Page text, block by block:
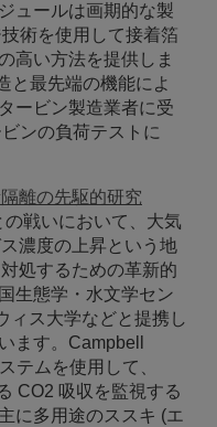
ュールは画期的な製
術を使用して接着箔
高い方法を提供しま
と最先端の機能によ
ービン製造業者に受
ンの負荷テストに
離の先駆的研究
戦いにおいて、大気
濃度の上昇という地
処するための革新的
生態学・水文学セン
ィス大学などと提携し
ます。Campbell
テムを使用して、
CO2 吸収を監視する
に多用途のススキ (エ